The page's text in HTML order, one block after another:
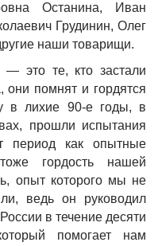
Останина, Иван
Грудинин, Олег
наши товарищи.
это те, кто застали
они помнят и гордятся
в лихие 90-е годы, в
прошли испытания
период как опытные
гордость нашей
опыт которого мы не
ведь он руководил
в течение десяти
помогает нам